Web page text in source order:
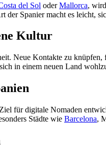
del Sol oderMallorca,
der Spanier macht es leicht,
Kultur
Neue Kontakte zu
in einem neuen Land
für digitale Nomaden
Städte wie Barcelona,